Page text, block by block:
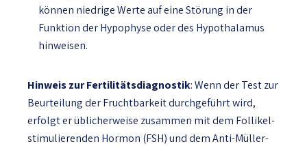
können niedrige Werte auf eine Störung in der
Funktion der Hypophyse oder des Hypothalamus
hinweisen.
Hinweis zur Fertilitätsdiagnostik: Wenn der Test zur
Beurteilung der Fruchtbarkeit durchgeführt wird,
erfolgt er üblicherweise zusammen mit dem Follikel-
stimulierenden Hormon (FSH) und dem Anti-Müller-